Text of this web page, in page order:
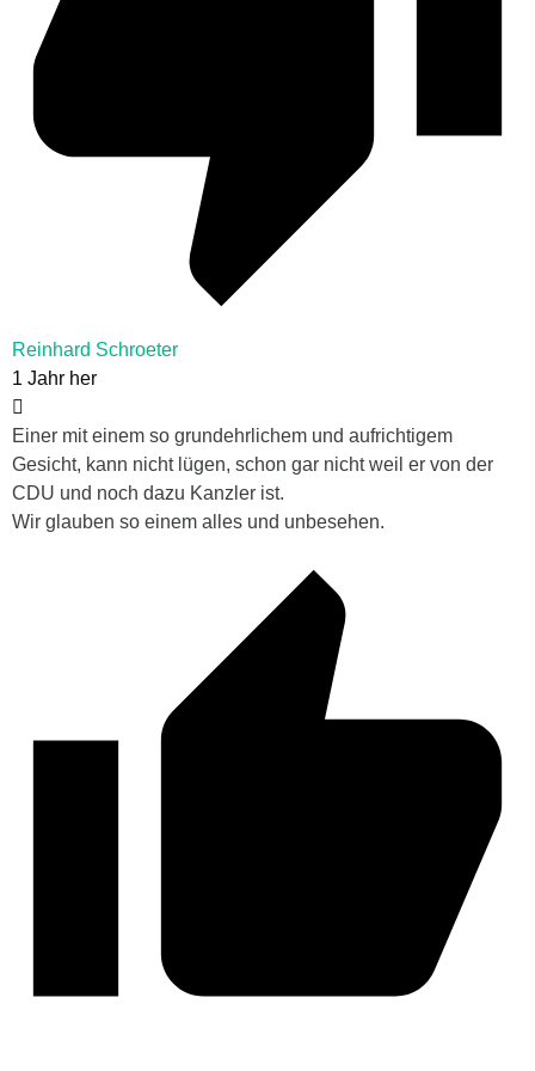
Reinhard Schroeter
1 Jahr her
Einer mit einem so grundehrlichem und aufrichtigem
Gesicht, kann nicht lügen, schon gar nicht weil er von der
CDU und noch dazu Kanzler ist.
Wir glauben so einem alles und unbesehen.